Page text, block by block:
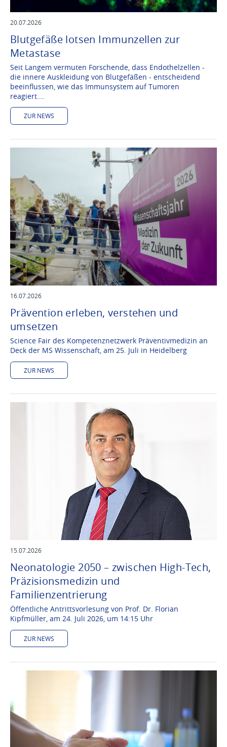
20.07.2026
Blutgefäße lotsen Immunzellen zur
Metastase
Seit Langem vermuten Forschende, dass Endothelzellen -
die innere Auskleidung von Blutgefäßen - entscheidend
beeinflussen, wie das Immunsystem auf Tumoren
reagiert.…
ZUR NEWS
16.07.2026
Prävention erleben, verstehen und
umsetzen
Science Fair des Kompetenznetzwerk Präventivmedizin an
Deck der MS Wissenschaft, am 25. Juli in Heidelberg
ZUR NEWS
15.07.2026
Neonatologie 2050 – zwischen High-Tech,
Präzisionsmedizin und
Familienzentrierung
Öffentliche Antrittsvorlesung von Prof. Dr. Florian
Kipfmüller, am 24. Juli 2026, um 14:15 Uhr
ZUR NEWS